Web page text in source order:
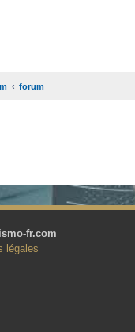
forum
fr.com
légales